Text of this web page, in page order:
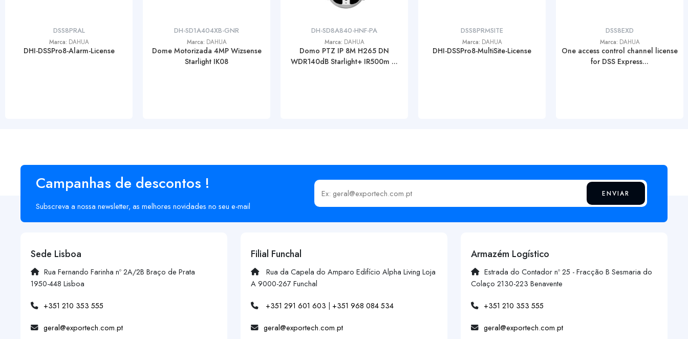
DSS8PRAL
Marca: DAHUA
DHI-DSSPro8-Alarm-License
DH-SD1A404XB-GNR
Marca: DAHUA
Dome Motorizada 4MP Wizsense
Starlight IK08
DH-SD8A840-HNF-PA
Marca: DAHUA
Domo PTZ IP 8M H265 DN
WDR140dB Starlight+ IR500m ...
DSS8PRMSITE
Marca: DAHUA
DHI-DSSPro8-MultiSite-License
DSS8EXD
Marca: DAHUA
One access control channel license
for DSS Express...
Campanhas de descontos !
Subscreva a nossa newsletter, as melhores novidades no seu e-mail
Insira o seu email ENVIAR
Sede Lisboa
Rua Fernando Farinha nº 2A/2B Braço de Prata
1950-448 Lisboa
+351 210 353 555
geral@exportech.com.pt
Filial Funchal
Rua da Capela do Amparo Edifício Alpha Living Loja
A 9000-267 Funchal
+351 291 601 603 | +351 968 084 534
geral@exportech.com.pt
Armazém Logístico
Estrada do Contador nº 25 - Fracção B Sesmaria do
Colaço 2130-223 Benavente
+351 210 353 555
geral@exportech.com.pt